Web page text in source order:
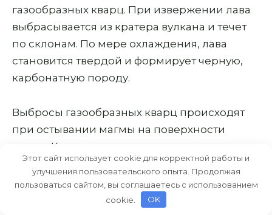
газообразных кварц. При извержении лава
выбрасывается из кратера вулкана и течет
по склонам. По мере охлаждения, лава
становится твердой и формирует черную,
карбонатную породу.
Выбросы газообразных кварц происходят
при остывании магмы на поверхности
земли. Кварц выделяется в виде пара,
который тает в возникшем из-за высокой
температуры воздухе и образует облако
желтого дыма. Он может вызвать
Этот сайт использует cookie для корректной работы и
улучшения пользовательского опыта. Продолжая
пользоваться сайтом, вы соглашаетесь с использованием
cookie.
OK